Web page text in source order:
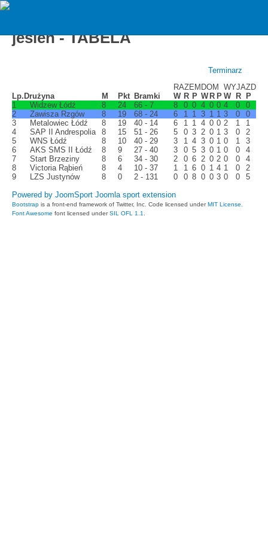
jesień - TABELA
Terminarz
RAZEM DOM
WYJAZD
Lp. Drużyna M Pkt Bramki
1
Widzew Łódź 8 24
66 - 7
2
Zawisza Rzgów 8 19
68 - 24
3
Metalowiec Łódź 8 19
40 - 14
4
SAP II Andrespolia 8 15
51 - 26
5
WNS Łódź 8 10
40 - 29
6
AKS SMS II Łódź 8 9
27 - 40
7
Start Brzeziny 8 6
34 - 30
8
Victoria Rąbień 8 4
10 - 37
9
LZS Justynów 8 0 2 - 131
W R P
8
0 0
6
1
1
6
1
1
5
0 3
3
1
4
3
0 5
2
0 6
1
1
6
0
0 8
W R P
4 0 0
3 1 1
4 0 0
2 0 1
3 0 1
3 0 1
2 0 2
0 1 4
0 0 3
W R
P
4
0
0
3
0
0
2
1
1
3
0
2
0
1
3
0
0
4
0
0
4
1
0
2
0
0
5
Powered by JoomSport Joomla sport extension
Bootstrap is a front-end framework of Twitter, Inc. Code licensed underMIT License.
Font Awesome font licensed underSIL OFL 1.1